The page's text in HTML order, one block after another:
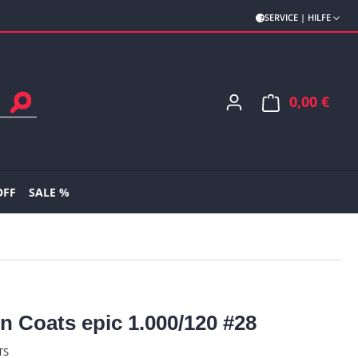
SERVICE | HILFE
0,00 €
SALE %
Coats epic 1.000/120 #28